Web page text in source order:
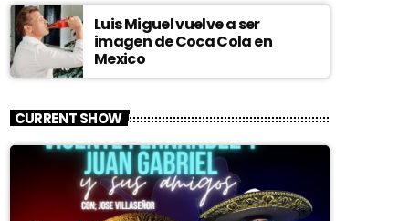
Luis Miguel vuelve a ser
imagen de Coca Cola en
Mexico
CURRENT SHOW